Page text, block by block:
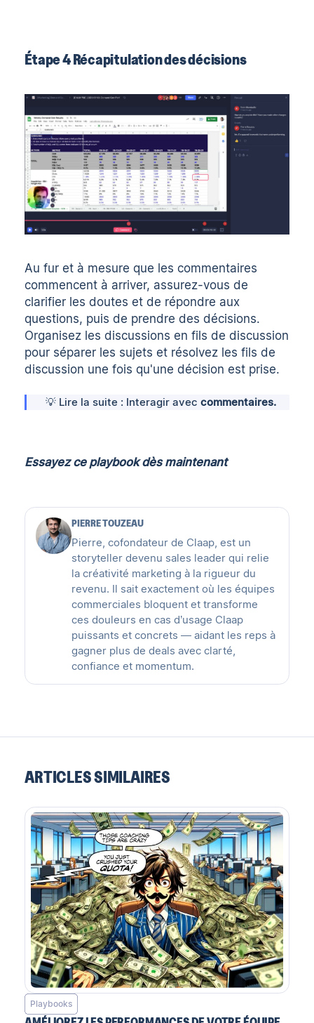
Étape 4 Récapitulation des décisions
Au fur et à mesure que les commentaires
commencent à arriver, assurez-vous de
clarifier les doutes et de répondre aux
questions, puis de prendre des décisions.
Organisez les discussions en fils de discussion
pour séparer les sujets et résolvez les fils de
discussion une fois qu'une décision est prise.
💡 Lire la suite : Interagir avec commentaires.
Essayez ce playbook dès maintenant
PIERRE TOUZEAU
Pierre, cofondateur de Claap, est un
storyteller devenu sales leader qui relie
la créativité marketing à la rigueur du
revenu. Il sait exactement où les équipes
commerciales bloquent et transforme
ces douleurs en cas d’usage Claap
puissants et concrets — aidant les reps à
gagner plus de deals avec clarté,
confiance et momentum.
ARTICLES SIMILAIRES
Playbooks